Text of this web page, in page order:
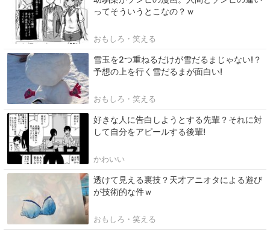
ってそういうとこなの？ｗ
おもしろ・笑える
雪玉を2つ重ねるだけが雪だるまじゃない!？
予想の上を行く雪だるまが面白い!
おもしろ・笑える
好きな人に告白しようとする先輩？それに対
して自分をアピールする後輩!
かわいい
透けて見える裏技？天才アニオタによる遊び
が技術的な件ｗ
おもしろ・笑える